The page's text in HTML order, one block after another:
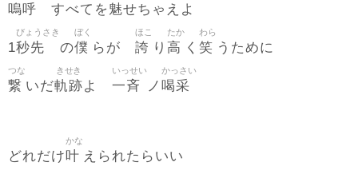
嗚呼 すべてを魅せちゃえよ
1秒先
びょうさき
の僕
ぼく
らが 誇
ほこ
り 高
たか
く 笑
わら
うために
繋
つな
いだ軌跡
きせき
よ 一斉
いっせい
ノ 喝采
かっさい
どれだけ叶
かな
えられたらいい